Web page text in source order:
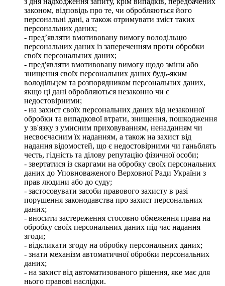
законом, відповідь про те, чи обробляються його
персональні дані, а також отримувати зміст таких
персональних даних;
- пред’являти вмотивовану вимогу володільцю
персональних даних із запереченням проти обробки
своїх персональних даних;
- пред'являти вмотивовану вимогу щодо зміни або
знищення своїх персональних даних будь-яким
володільцем та розпорядником персональних даних,
якщо ці дані обробляються незаконно чи є
недостовірними;
- на захист своїх персональних даних від незаконної
обробки та випадкової втрати, знищення, пошкодження
у зв'язку з умисним приховуванням, ненаданням чи
несвоєчасним їх наданням, а також на захист від
надання відомостей, що є недостовірними чи ганьблять
честь, гідність та ділову репутацію фізичної особи;
- звертатися із скаргами на обробку своїх персональних
даних до Уповноваженого Верховної Ради України з
прав людини або до суду;
- застосовувати засоби правового захисту в разі
порушення законодавства про захист персональних
даних;
- вносити застереження стосовно обмеження права на
обробку своїх персональних даних під час надання
згоди;
- відкликати згоду на обробку персональних даних;
- знати механізм автоматичної обробки персональних
даних;
- на захист від автоматизованого рішення, яке має для
нього правові наслідки.